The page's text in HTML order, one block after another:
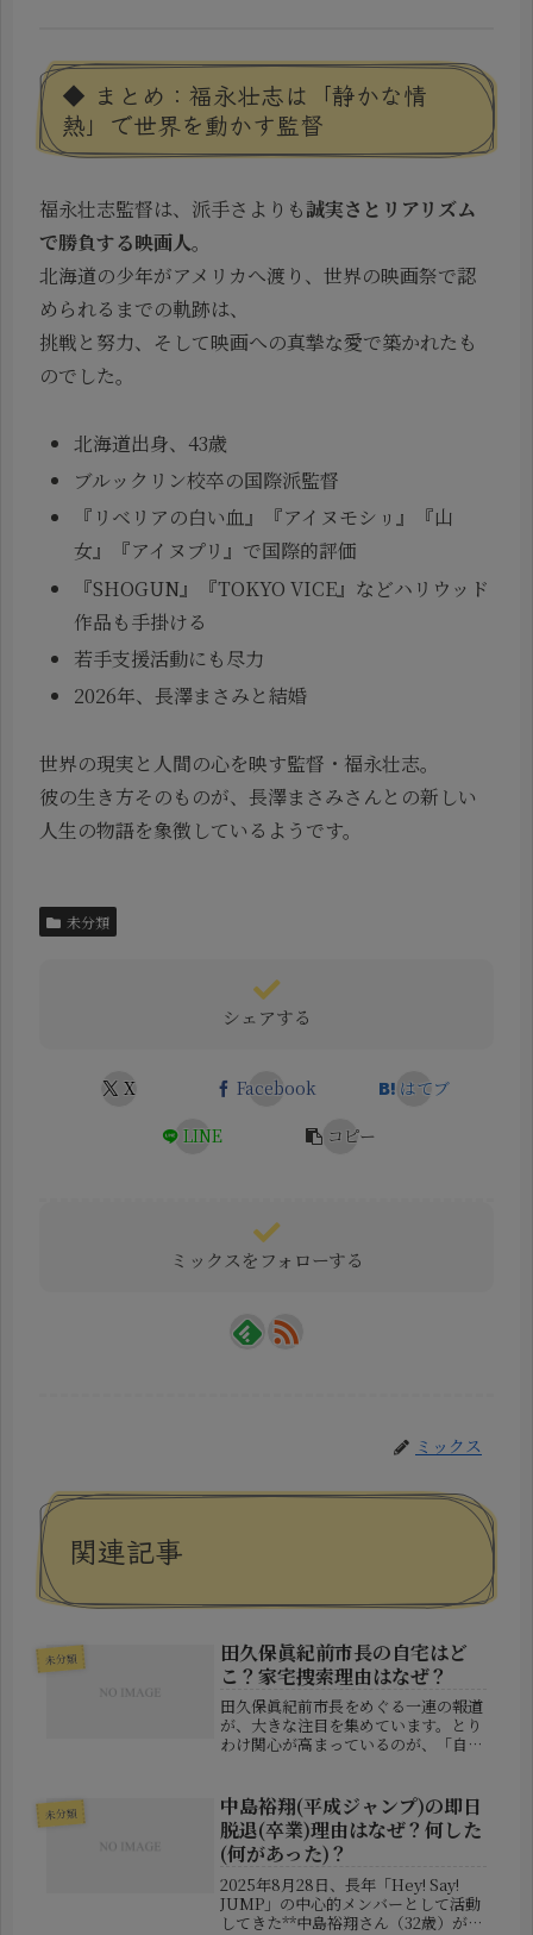
◆ まとめ：福永壮志は「静かな情
熱」で世界を動かす監督
福永壮志監督は、派手さよりも誠実さとリアリズム
で勝負する映画人。
北海道の少年がアメリカへ渡り、世界の映画祭で認
められるまでの軌跡は、
挑戦と努力、そして映画への真摯な愛で築かれたも
のでした。
北海道出身、43歳
ブルックリン校卒の国際派監督
『リベリアの白い血』『アイヌモシㇼ』『山
女』『アイヌプリ』で国際的評価
『SHOGUN』『TOKYO VICE』などハリウッド
作品も手掛ける
若手支援活動にも尽力
2026年、長澤まさみと結婚
世界の現実と人間の心を映す監督・福永壮志。
彼の生き方そのものが、長澤まさみさんとの新しい
人生の物語を象徴しているようです。
未分類
シェアする
X Facebook
はてブ
LINE
コピー
ミックスをフォローする
ミックス
関連記事
未分類
田久保眞紀前市長の自宅はど
こ？家宅捜索理由はなぜ？
田久保眞紀前市長をめぐる一連の報道
が、大きな注目を集めています。とり
わけ関心が高まっているのが、「自宅
由です。本記事では、現在までに報じ
られている情報をもとに、事実関係を
整...
未分類
中島裕翔(平成ジャンプ)の即日
脱退(卒業)理由はなぜ？何した
(何があった)？
2025年8月28日、長年「Hey! Say!
JUMP」の中心的メンバーとして活動
してきた**中島裕翔さん（32歳）が、